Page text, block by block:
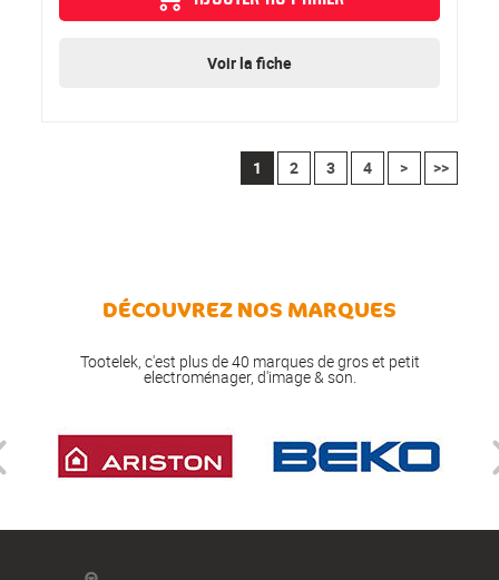
Voir la fiche
1 2 3 4 > >>
DÉCOUVREZ NOS MARQUES
Tootelek, c'est plus de 40 marques de gros et petit
electroménager, d'image & son.